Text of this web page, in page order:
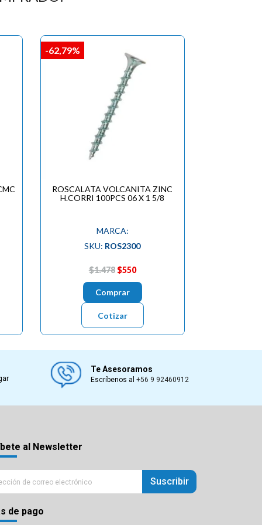
ROSCALATA VOLCANITA ZINC
H.CORRI 100PCS 06 X 1 5/8
MARCA:
SKU: ROS2300
$1.478$550
Comprar
Cotizar
-62,79%
Te Asesoramos
Escríbenos al+56 9 92460912
al Newsletter
Suscribir
de pago